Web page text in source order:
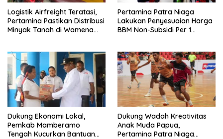
Logistik Airfreight Teratasi,
Pertamina Pastikan Distribusi
Minyak Tanah di Wamena
Pertamina Patra Niaga
Lakukan Penyesuaian Harga
BBM Non-Subsidi Per 1
Dukung Ekonomi Lokal,
Pemkab Mamberamo
Tengah Kucurkan Bantuan
Dukung Wadah Kreativitas
Anak Muda Papua,
Pertamina Patra Niaga